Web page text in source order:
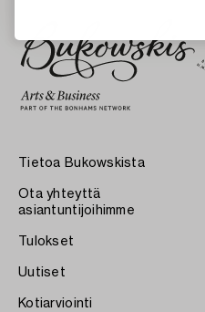
Tietoa Bukowskista
Ota yhteyttä
asiantuntijoihimme
Tulokset
Uutiset
Kotiarviointi